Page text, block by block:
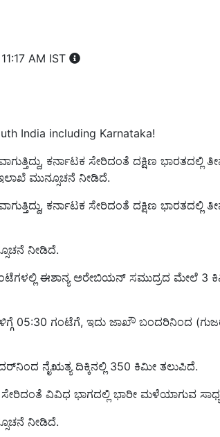
AM IST
India including Karnataka!
ಕರ್ನಾಟಕ ಸೇರಿದಂತೆ ದಕ್ಷಿಣ ಭಾರತದಲ್ಲಿ
ಮುನ್ಸೂಚನೆ ನೀಡಿದೆ.
ಕರ್ನಾಟಕ ಸೇರಿದಂತೆ ದಕ್ಷಿಣ ಭಾರತದಲ್ಲಿ
ನೀಡಿದೆ.
ಈಶಾನ್ಯ ಅರೇಬಿಯನ್ ಸಮುದ್ರದ ಮೇಲೆ 3
05:30 ಗಂಟೆಗೆ, ಇದು ಜಾಖೌ ಬಂದರಿನಿಂದ
ನೈಋತ್ಯ ದಿಕ್ಕಿನಲ್ಲಿ 350 ಕಿಮೀ ತಲುಪಿದೆ.
ವಿವಿಧ ಭಾಗದಲ್ಲಿ ಭಾರೀ ಮಳೆಯಾಗುವ
ನೀಡಿದೆ.